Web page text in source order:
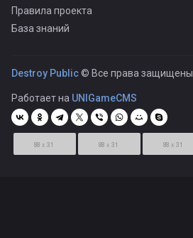
Правила проекта
База знаний
Destroy Public© Все права защищены
Работает на UNIGameCMS